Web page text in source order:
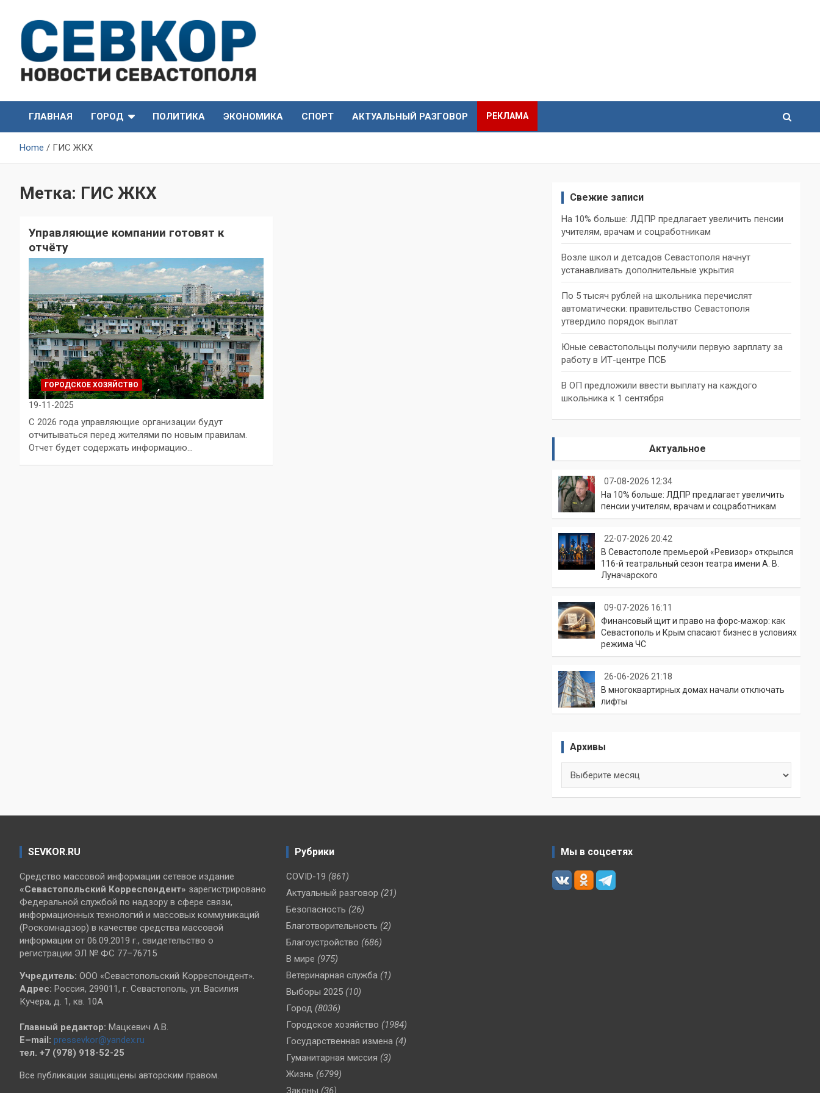
content
СевКор — Новости
Севастополя
Севастополя
ГЛАВНАЯ
ГОРОД ПОЛИТИКА ЭКОНОМИКА СПОРТ АКТУАЛЬНЫЙ РАЗГОВОР РЕКЛАМА
Home ГИС ЖКХ
Метка: ГИС ЖКХ
Управляющие компании готовят к
отчёту
ГОРОДСКОЕ ХОЗЯЙСТВО
19-11-2025
С 2026 года управляющие организации будут
отчитываться перед жителями по новым правилам.
Отчет будет содержать информацию…
Свежие записи
На 10% больше: ЛДПР предлагает увеличить пенсии
учителям, врачам и соцработникам
Возле школ и детсадов Севастополя начнут
устанавливать дополнительные укрытия
По 5 тысяч рублей на школьника перечислят
автоматически: правительство Севастополя
утвердило порядок выплат
Юные севастопольцы получили первую зарплату за
работу в ИТ-центре ПСБ
В ОП предложили ввести выплату на каждого
школьника к 1 сентября
Актуальное
07-08-2026 12:34
На 10% больше: ЛДПР предлагает увеличить
пенсии учителям, врачам и соцработникам
22-07-2026 20:42
В Севастополе премьерой «Ревизор» открылся
116-й театральный сезон театра имени А. В.
Луначарского
09-07-2026 16:11
Финансовый щит и право на форс-мажор: как
Севастополь и Крым спасают бизнес в условиях
режима ЧС
26-06-2026 21:18
В многоквартирных домах начали отключать
лифты
Архивы
SEVKOR.RU
Средство массовой информации сетевое издание
«Севастопольский Корреспондент» зарегистрировано
Федеральной службой по надзору в сфере связи,
информационных технологий и массовых коммуникаций
(Роскомнадзор) в качестве средства массовой
информации от 06.09.2019 г., свидетельство о
регистрации ЭЛ № ФС 77–76715
Учредитель: ООО «Севастопольский Корреспондент».
Адрес: Россия, 299011, г. Севастополь, ул. Василия
Кучера, д. 1, кв. 10А
Главный редактор: Мацкевич А.В.
E–mail: pressevkor@yandex.ru
тел. +7 (978) 918-52-25
Все публикации защищены авторским правом.
Рубрики
COVID-19 (861)
Актуальный разговор (21)
Безопасность (26)
Благотворительность (2)
Благоустройство (686)
В мире (975)
Ветеринарная служба (1)
Выборы 2025 (10)
Город (8036)
Городское хозяйство (1984)
Государственная измена (4)
Гуманитарная миссия (3)
Жизнь (6799)
Законы (36)
Мы в соцсетях